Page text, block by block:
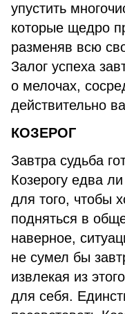
упустить
которые щедро
разменяв всю
Залог успеха
о мелочах,
действительно
КОЗЕРОГ
Завтра судьба
Козерогу едва
для того, чтобы
подняться в
наверное,
не сумел бы
извлекая из
для себя.